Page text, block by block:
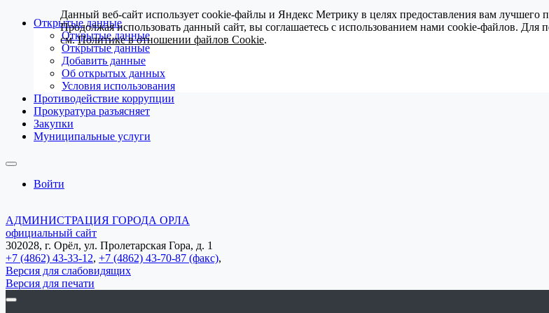
Открытые данные
Открытые данные
Открытые данные
Добавить данные
Об открытых данных
Условия использования
Противодействие коррупции
Прокуратура разъясняет
Закупки
Муниципальные услуги
Войти
АДМИНИСТРАЦИЯ ГОРОДА ОРЛА
официальный сайт
302028, г. Орёл, ул. Пролетарская Гора, д. 1
+7 (4862) 43-33-12, +7 (4862) 43-70-87 (факс),
Версия для слабовидящих
Версия для печати
Данный веб-сайт использует cookie-файлы и Яндекс Метрику в целях предоставления вам лучшего
Продолжая использовать данный сайт, вы соглашаетесь с использованием нами cookie-файлов.
см.Политике в отношении файлов Cookie.